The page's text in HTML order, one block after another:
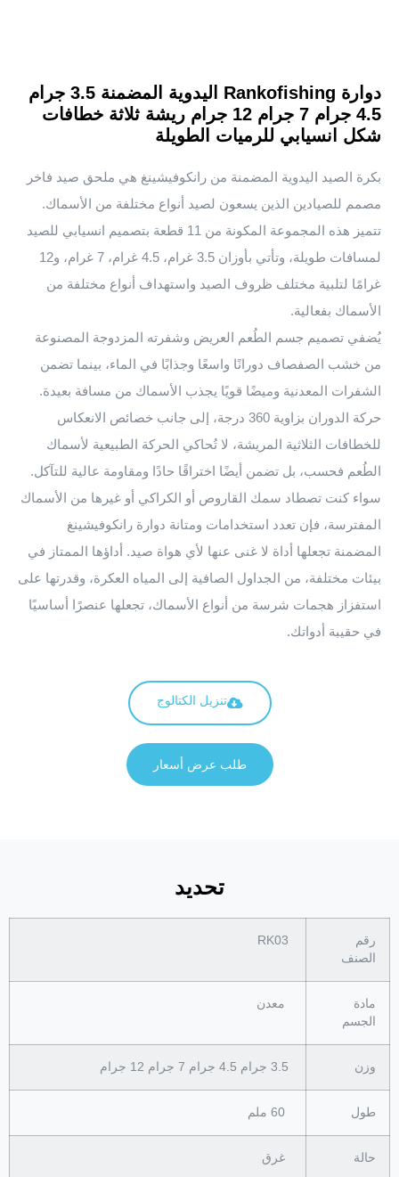
دوارة Rankofishing اليدوية المضمنة 3.5 جرام
4.5 جرام 7 جرام 12 جرام ريشة ثلاثة خطافات
شكل انسيابي للرميات الطويلة
بكرة الصيد اليدوية المضمنة من رانكوفيشينغ هي ملحق صيد فاخر
مصمم للصيادين الذين يسعون لصيد أنواع مختلفة من الأسماك.
تتميز هذه المجموعة المكونة من 11 قطعة بتصميم انسيابي للصيد
لمسافات طويلة، وتأتي بأوزان 3.5 غرام، 4.5 غرام، 7 غرام، و12
غرامًا لتلبية مختلف ظروف الصيد واستهداف أنواع مختلفة من
الأسماك بفعالية.
يُضفي تصميم جسم الطُعم العريض وشفرته المزدوجة المصنوعة
من خشب الصفصاف دورانًا واسعًا وجذابًا في الماء، بينما تضمن
الشفرات المعدنية وميضًا قويًا يجذب الأسماك من مسافة بعيدة.
حركة الدوران بزاوية 360 درجة، إلى جانب خصائص الانعكاس
للخطافات الثلاثية المريشة، لا تُحاكي الحركة الطبيعية لأسماك
الطُعم فحسب، بل تضمن أيضًا اختراقًا حادًا ومقاومة عالية للتآكل.
سواء كنت تصطاد سمك القاروص أو الكراكي أو غيرها من الأسماك
المفترسة، فإن تعدد استخدامات ومتانة دوارة رانكوفيشينغ
المضمنة تجعلها أداة لا غنى عنها لأي هواة صيد. أداؤها الممتاز في
بيئات مختلفة، من الجداول الصافية إلى المياه العكرة، وقدرتها على
استفزاز هجمات شرسة من أنواع الأسماك، تجعلها عنصرًا أساسيًا
في حقيبة أدواتك.
تنزيل الكتالوج
طلب عرض أسعار
تحديد
رقم
الصنف
مادة
الجسم
معدن
وزن
طول
حالة غرق